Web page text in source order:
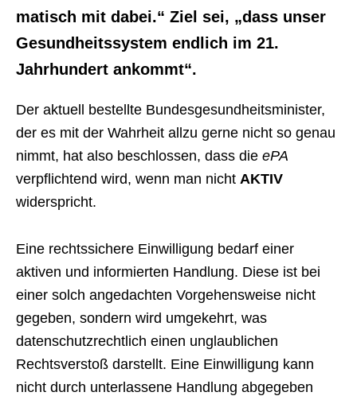
matisch mit dabei.“ Ziel sei, „dass unser
Gesundheitssystem endlich im 21.
Jahrhundert ankommt“.
Der aktuell bestellte Bundesgesundheitsminister,
der es mit der Wahrheit allzu gerne nicht so genau
nimmt, hat also beschlossen, dass die ePA
verpflichtend wird, wenn man nicht AKTIV
widerspricht.
Eine rechtssichere Einwilligung bedarf einer
aktiven und informierten Handlung. Diese ist bei
einer solch angedachten Vorgehensweise nicht
gegeben, sondern wird umgekehrt, was
datenschutzrechtlich einen unglaublichen
Rechtsverstoß darstellt. Eine Einwilligung kann
nicht durch unterlassene Handlung abgegeben